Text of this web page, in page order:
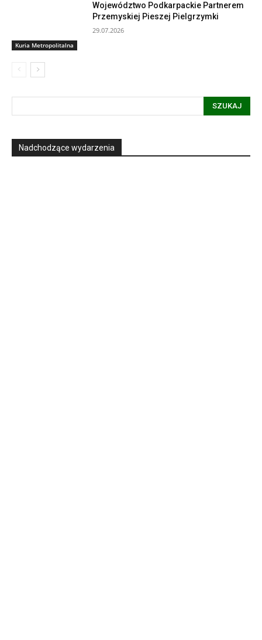
Kuria Metropolitalna
Województwo Podkarpackie Partnerem
Przemyskiej Pieszej Pielgrzymki
29.07.2026
SZUKAJ
Nadchodzące wydarzenia